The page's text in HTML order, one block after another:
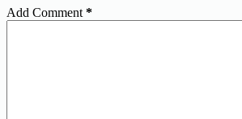
Add Comment *